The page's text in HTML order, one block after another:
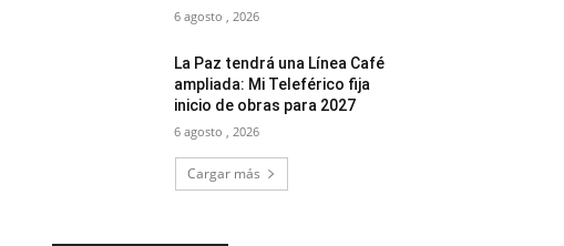
6 agosto , 2026
La Paz tendrá una Línea Café
ampliada: Mi Teleférico fija
inicio de obras para 2027
6 agosto , 2026
Cargar más